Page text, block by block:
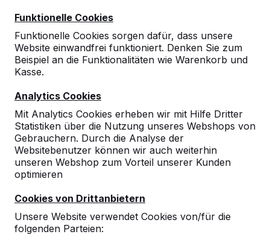
Funktionelle Cookies
Funktionelle Cookies sorgen dafür, dass unsere
Website einwandfrei funktioniert. Denken Sie zum
Beispiel an die Funktionalitäten wie Warenkorb und
Kasse.
Analytics Cookies
Mit Analytics Cookies erheben wir mit Hilfe Dritter
Statistiken über die Nutzung unseres Webshops von
Gebrauchern. Durch die Analyse der
Websitebenutzer können wir auch weiterhin
unseren Webshop zum Vorteil unserer Kunden
optimieren
Cookies von Drittanbietern
Unsere Website verwendet Cookies von/für die
folgenden Parteien:
Referenzen